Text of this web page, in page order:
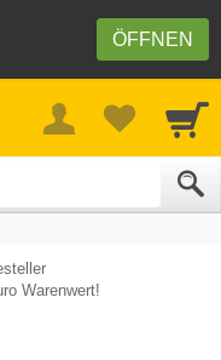
ÖFFNEN
Warenwert!